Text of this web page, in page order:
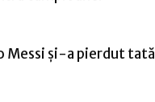
Messi şi-a pierdut tatăl